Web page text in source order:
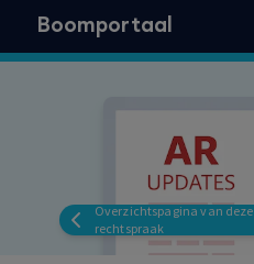
Boomportaal
Overzichtspagina van deze
rechtspraak